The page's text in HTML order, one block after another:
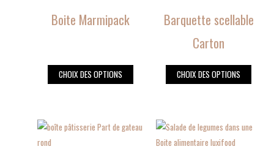
Boite Marmipack
CHOIX DES OPTIONS
plusieurs
options
peuvent
sur
la
Barquette scellable
Carton
CHOIX DES OPTIONS
plusieurs
options
peuvent
sur
la
Ce
produit
Ce
produit